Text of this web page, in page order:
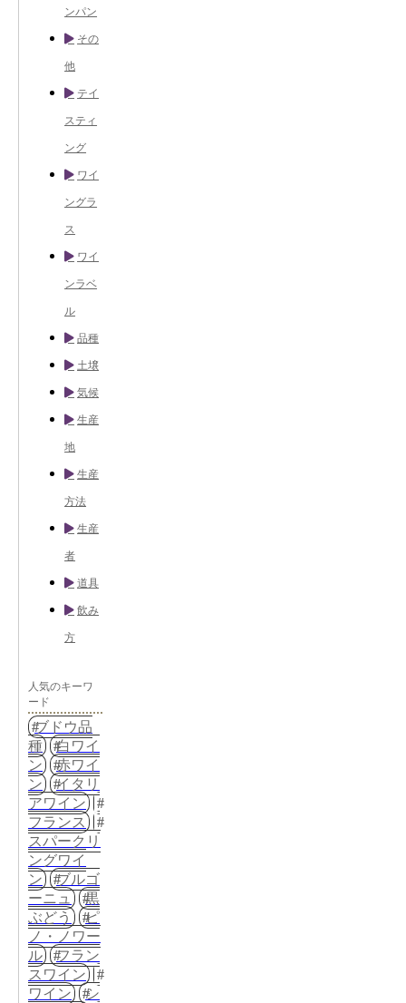
ンパン
その
他
テイ
スティ
ング
ワイ
ングラ
ス
ワイ
ンラベ
ル
品種
土壌
気候
生産
地
生産
方法
生産
者
道具
飲み
方
人気のキーワ
ード
ブドウ品
種
白ワイ
ン
赤ワイ
ン
イタリ
アワイン
フランス
スパークリ
ングワイ
ン
ブルゴ
ーニュ
黒
ぶどう
ピ
ノ・ノワー
ル
フラン
スワイン
ワイン
シ